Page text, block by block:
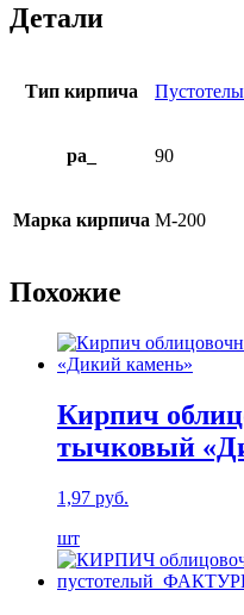
Детали
Тип кирпича
pa_ 90
Марка кирпича М-200
Похожие
Кирпич
тычковый
1,97 руб.
шт